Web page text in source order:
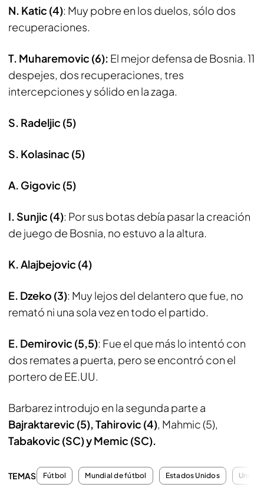
N. Katic (4): Muy pobre en los duelos, sólo dos
recuperaciones.
T. Muharemovic (6): El mejor defensa de Bosnia. 11
despejes, dos recuperaciones, tres
intercepciones y sólido en la zaga.
S. Radeljic (5)
S. Kolasinac (5)
A. Gigovic (5)
I. Sunjic (4): Por sus botas debía pasar la creación
de juego de Bosnia, no estuvo a la altura.
K. Alajbejovic (4)
E. Dzeko (3): Muy lejos del delantero que fue, no
remató ni una sola vez en todo el partido.
E. Demirovic (5,5): Fue el que más lo intentó con
dos remates a puerta, pero se encontró con el
portero de EE.UU.
Barbarez introdujo en la segunda parte a
Bajraktarevic (5), Tahirovic (4), Mahmic (5),
Tabakovic (SC) y Memic (SC).
TEMAS Fútbol Mundial de fútbol Estados Unidos Uno